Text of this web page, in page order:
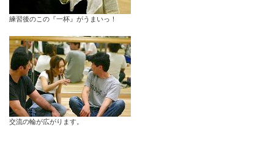
練習後のこの『一杯』がうまいっ！
交流の輪が広がります。